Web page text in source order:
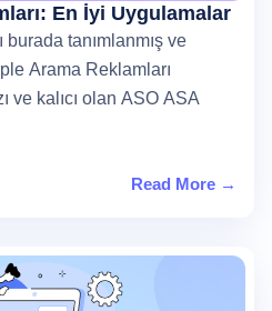
En İyi Uygulamalar
tanımlanmış ve
Arama Reklamları
ve kalıcı olan ASO ASA
Read More →